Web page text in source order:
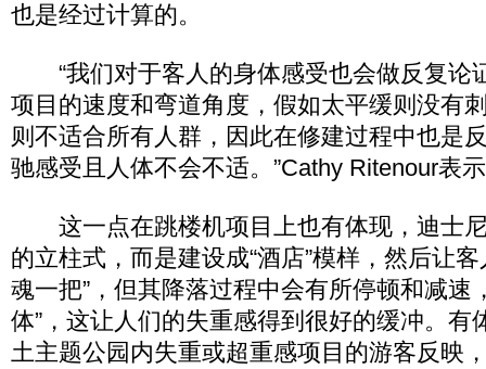
也是经过计算的。
“我们对于客人的身体感受也会做反复论
项目的速度和弯道角度，假如太平缓则没有
则不适合所有人群，因此在修建过程中也是
驰感受且人体不会不适。”Cathy Ritenour表
这一点在跳楼机项目上也有体现，迪士
的立柱式，而是建设成“酒店”模样，然后让客
魂一把”，但其降落过程中会有所停顿和减速
体”，这让人们的失重感得到很好的缓冲。有
土主题公园内失重或超重感项目的游客反映